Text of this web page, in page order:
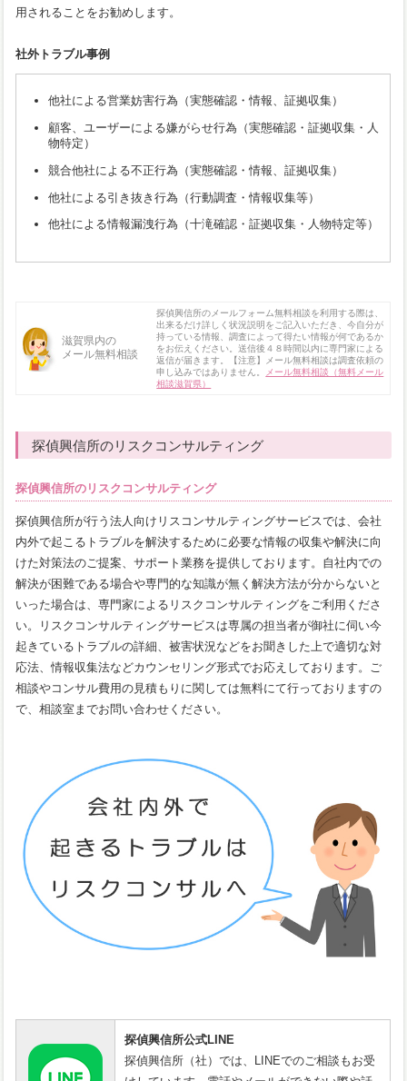
用されることをお勧めします。
社外トラブル事例
他社による営業妨害行為（実態確認・情報、証拠収集）
顧客、ユーザーによる嫌がらせ行為（実態確認・証拠収集・人
物特定）
競合他社による不正行為（実態確認・情報、証拠収集）
他社による引き抜き行為（行動調査・情報収集等）
他社による情報漏洩行為（十滝確認・証拠収集・人物特定等）
滋賀県内の
メール無料相談
探偵興信所のメールフォーム無料相談を利用する際は、
出来るだけ詳しく状況説明をご記入いただき、今自分が
持っている情報、調査によって得たい情報が何であるか
をお伝えください。送信後４８時間以内に専門家による
返信が届きます。【注意】メール無料相談は調査依頼の
申し込みではありません。
メール無料相談（無料メール
相談滋賀県）
探偵興信所のリスクコンサルティング
探偵興信所のリスクコンサルティング
探偵興信所が行う法人向けリスコンサルティングサービスでは、会社
内外で起こるトラブルを解決するために必要な情報の収集や解決に向
けた対策法のご提案、サポート業務を提供しております。自社内での
解決が困難である場合や専門的な知識が無く解決方法が分からないと
いった場合は、専門家によるリスクコンサルティングをご利用くださ
い。リスクコンサルティングサービスは専属の担当者が御社に伺い今
起きているトラブルの詳細、被害状況などをお聞きした上で適切な対
応法、情報収集法などカウンセリング形式でお応えしております。ご
相談やコンサル費用の見積もりに関しては無料にて行っておりますの
で、相談室までお問い合わせください。
探偵興信所公式LINE
探偵興信所（社）では、LINEでのご相談もお受